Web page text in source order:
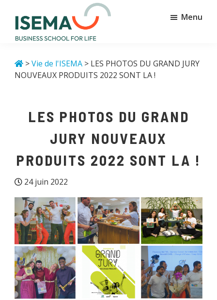
contenu
principal
pied
school
for
life
Menu
>Vie de l'ISEMA > LES PHOTOS DU GRAND JURY
NOUVEAUX PRODUITS 2022 SONT LA !
LES PHOTOS DU GRAND
JURY NOUVEAUX
PRODUITS 2022 SONT LA !
24 juin 2022